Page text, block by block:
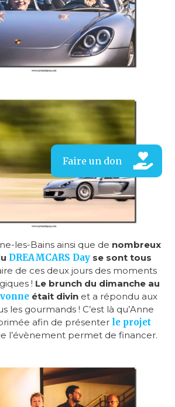
les-Bains ainsi que de nombreux
DREAMCARS Day se sont tous
de ces deux jours des moments
! Le brunch du dimanche au
était divinet a répondu aux
les gourmands ! C’est là qu’Anne
afin de présenter le projet
l’évènement permet de financer.